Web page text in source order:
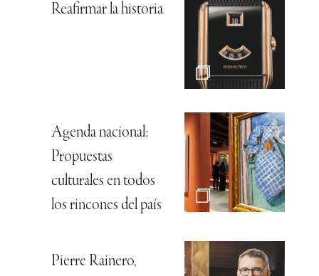
Reafirmar la historia
Agenda nacional:
Propuestas
culturales en todos
los rincones del país
Pierre Rainero,